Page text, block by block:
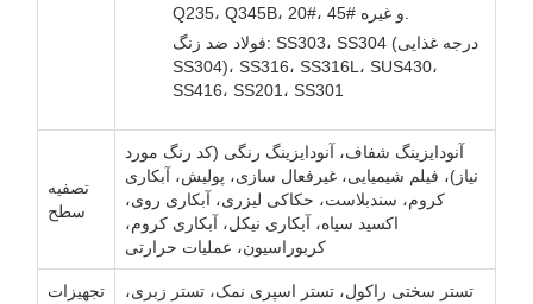
فولاد ضد زنگ: SS303، SS304 (درجه غذایی
SS304)، SS316، SS316L، SUS430،
SS416، SS201، SS301
تصفیه
سطح
آنودایزینگ شفاف، آنودایزینگ رنگی (کد رنگ مورد
نیاز)، فیلم شیمیایی، غیرفعال سازی، پولیش، آبکاری
کروم، سندبلاست، حکاکی لیزری، آبکاری روی،
اکسید سیاه، آبکاری نیکل، آبکاری کروم،
کربوراسیون، عملیات حرارتی
تجهیزات
تستر سختی راکول، تستر اسپری نمک، تستر زبری،